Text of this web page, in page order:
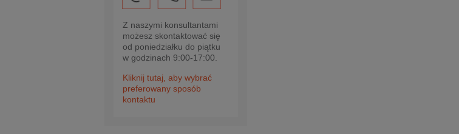
Z naszymi konsultantami
możesz skontaktować się
od poniedziałku do piątku
w godzinach 9:00-17:00.
Kliknij tutaj, aby wybrać
preferowany sposób
kontaktu